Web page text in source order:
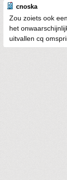
cnoska
Zou zoiets ook
het
uitvallen cq